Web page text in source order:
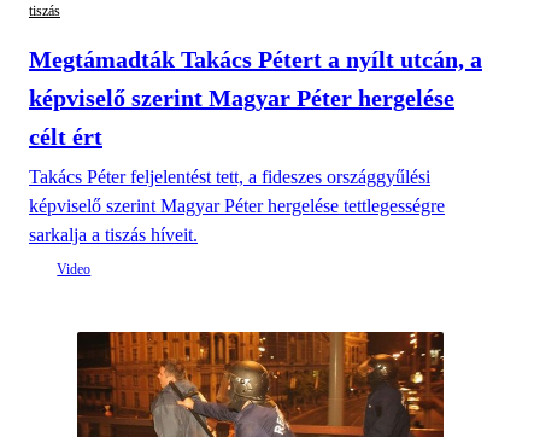
tiszás
Megtámadták Takács Pétert a nyílt utcán, a
képviselő szerint Magyar Péter hergelése
célt ért
Takács Péter feljelentést tett, a fideszes országgyűlési
képviselő szerint Magyar Péter hergelése tettlegességre
sarkalja a tiszás híveit.